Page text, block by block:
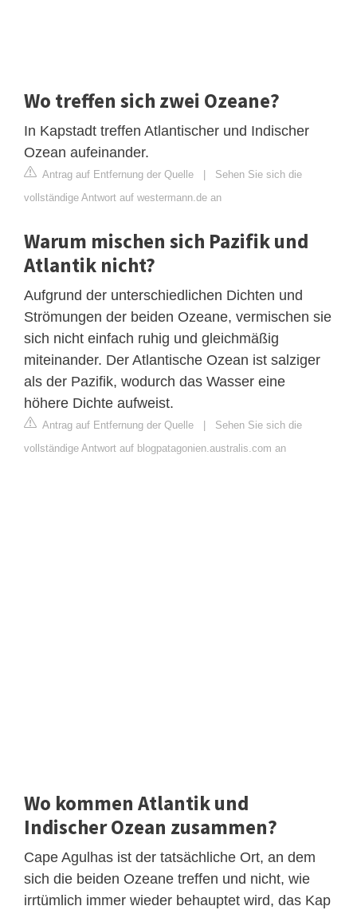
Wo treffen sich zwei Ozeane?
In Kapstadt treffen Atlantischer und Indischer
Ozean aufeinander.
Antrag auf Entfernung der Quelle
Sehen Sie sich die
vollständige Antwort auf westermann.de an
Warum mischen sich Pazifik und
Atlantik nicht?
Aufgrund der unterschiedlichen Dichten und
Strömungen der beiden Ozeane, vermischen sie
sich nicht einfach ruhig und gleichmäßig
miteinander. Der Atlantische Ozean ist salziger
als der Pazifik, wodurch das Wasser eine
höhere Dichte aufweist.
Antrag auf Entfernung der Quelle
Sehen Sie sich die
vollständige Antwort auf blogpatagonien.australis.com an
Wo kommen Atlantik und
Indischer Ozean zusammen?
Cape Agulhas ist der tatsächliche Ort, an dem
sich die beiden Ozeane treffen und nicht, wie
irrtümlich immer wieder behauptet wird, das Kap